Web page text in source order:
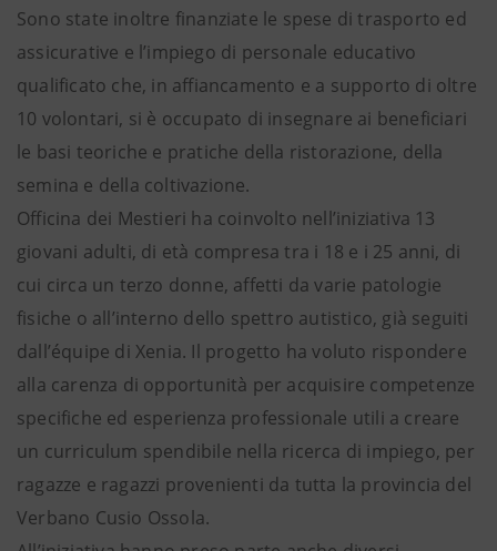
Sono state inoltre finanziate le spese di trasporto ed
assicurative e l’impiego di personale educativo
qualificato che, in affiancamento e a supporto di oltre
10 volontari, si è occupato di insegnare ai beneficiari
le basi teoriche e pratiche della ristorazione, della
semina e della coltivazione.
Officina dei Mestieri ha coinvolto nell’iniziativa 13
giovani adulti, di età compresa tra i 18 e i 25 anni, di
cui circa un terzo donne, affetti da varie patologie
fisiche o all’interno dello spettro autistico, già seguiti
dall’équipe di Xenia. Il progetto ha voluto rispondere
alla carenza di opportunità per acquisire competenze
specifiche ed esperienza professionale utili a creare
un curriculum spendibile nella ricerca di impiego, per
ragazze e ragazzi provenienti da tutta la provincia del
Verbano Cusio Ossola.